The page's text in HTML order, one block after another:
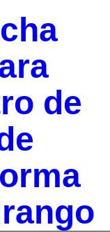
de